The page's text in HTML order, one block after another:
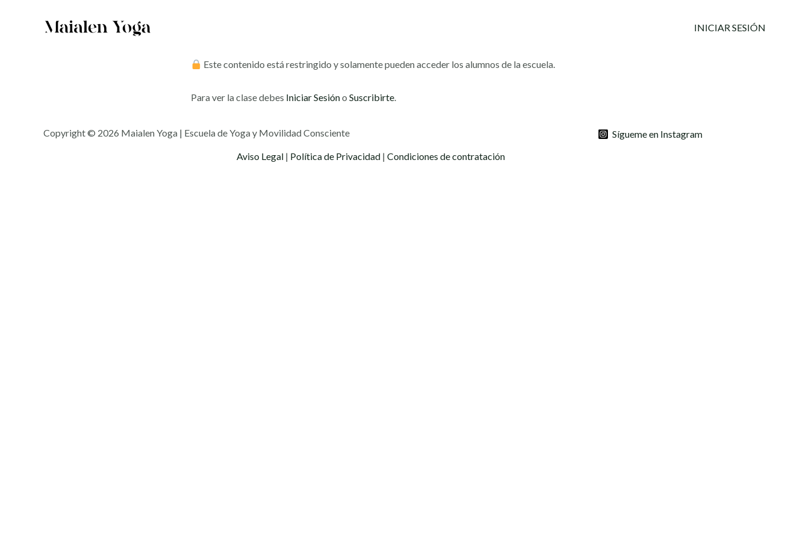
INICIAR SESIÓN
Este contenido está restringido y solamente pueden acceder los alumnos de la escuela.
Para ver la clase debes Iniciar Sesióno Suscribirte
Copyright © 2026 Maialen Yoga | Escuela de Yoga y Movilidad Consciente
Aviso Legal| Política de Privacidad| Condiciones de contratación
Sígueme en Instagram